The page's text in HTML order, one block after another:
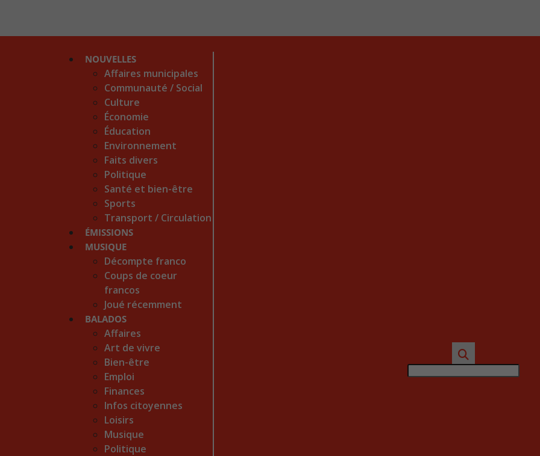
NOUVELLES
Affaires municipales
Communauté / Social
Culture
Économie
Éducation
Environnement
Faits divers
Politique
Santé et bien-être
Sports
Transport / Circulation
ÉMISSIONS
MUSIQUE
Décompte franco
Coups de coeur
francos
Joué récemment
BALADOS
Affaires
Art de vivre
Bien-être
Emploi
Finances
Infos citoyennes
Loisirs
Musique
Politique